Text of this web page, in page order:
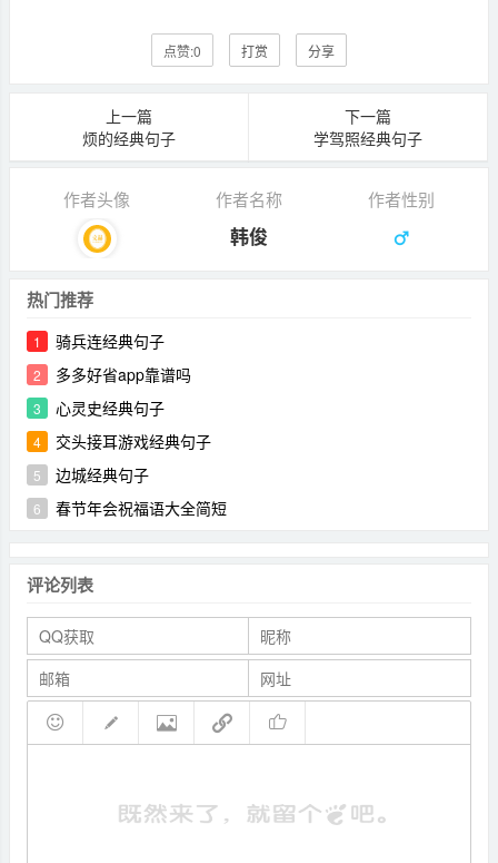
点赞:0 打赏 分享
上一篇
烦的经典句子
下一篇
学驾照经典句子
作者头像 作者名称 作者性别
韩俊
热门推荐
1 骑兵连经典句子
2 多多好省app靠谱吗
3 心灵史经典句子
4 交头接耳游戏经典句子
5 边城经典句子
6 春节年会祝福语大全简短
评论列表